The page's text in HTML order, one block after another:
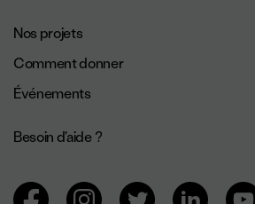
Navigation de pied de page.
Nos projets
Comment donner
Événements
Besoin d'aide ?
Navigation des réseaux sociaux.